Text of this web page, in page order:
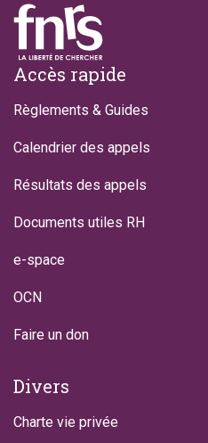
Footer
Accès rapide
Règlements & Guides
Calendrier des appels
Résultats des appels
Documents utiles RH
e-space
OCN
Faire un don
Divers
Charte vie privée